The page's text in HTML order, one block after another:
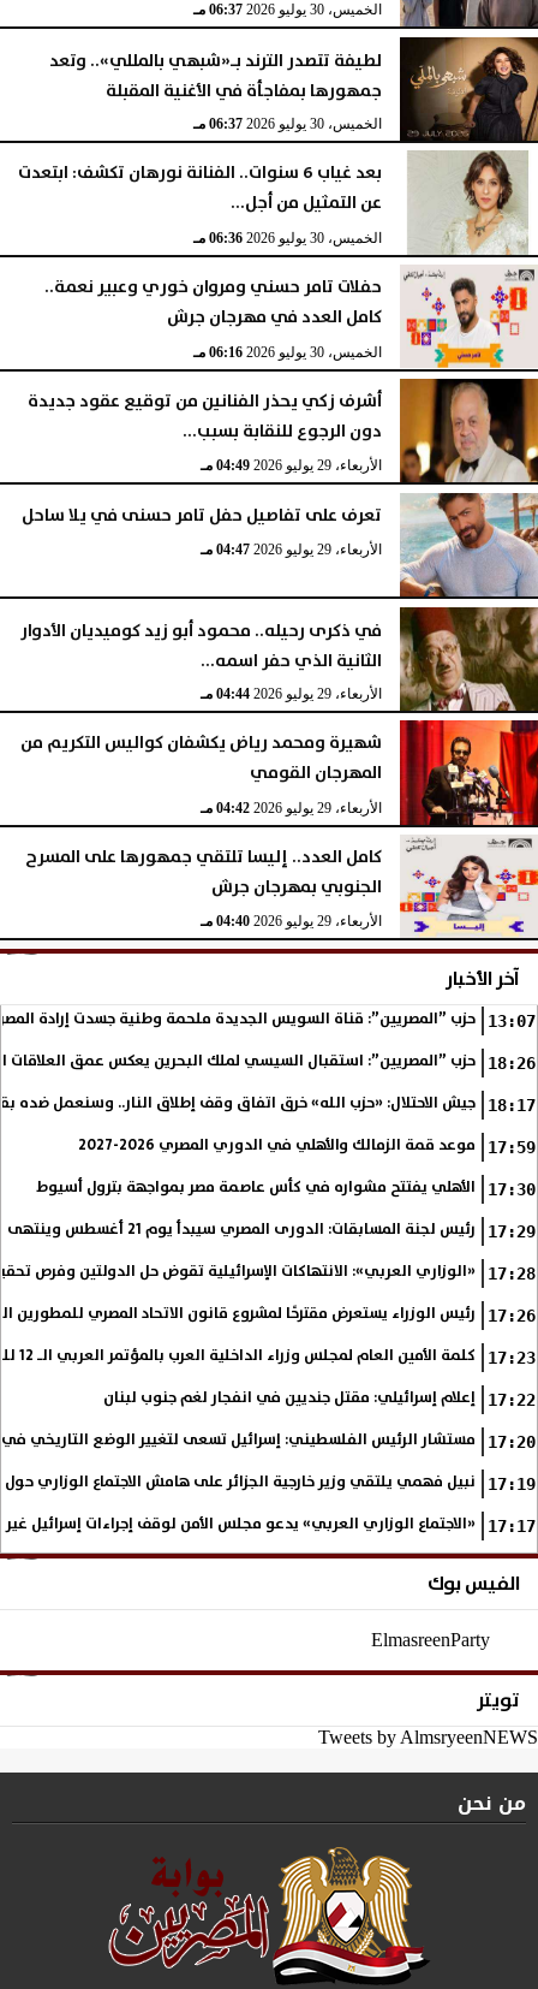
الخميس، 30 يوليو 2026 06:37 مـ
لطيفة تتصدر الترند بـ«شبهي بالمللي».. وتعد
جمهورها بمفاجأة في الأغنية المقبلة
الخميس، 30 يوليو 2026 06:37 مـ
بعد غياب 6 سنوات.. الفنانة نورهان تكشف: ابتعدت
عن التمثيل من أجل...
الخميس، 30 يوليو 2026 06:36 مـ
حفلات تامر حسني ومروان خوري وعبير نعمة..
كامل العدد في مهرجان جرش
الخميس، 30 يوليو 2026 06:16 مـ
أشرف زكي يحذر الفنانين من توقيع عقود جديدة
دون الرجوع للنقابة بسبب...
الأربعاء، 29 يوليو 2026 04:49 مـ
تعرف على تفاصيل حفل تامر حسنى في يلا ساحل
الأربعاء، 29 يوليو 2026 04:47 مـ
في ذكرى رحيله.. محمود أبو زيد كوميديان الأدوار
الثانية الذي حفر اسمه...
الأربعاء، 29 يوليو 2026 04:44 مـ
شهيرة ومحمد رياض يكشفان كواليس التكريم من
المهرجان القومي
الأربعاء، 29 يوليو 2026 04:42 مـ
كامل العدد.. إليسا تلتقي جمهورها على المسرح
الجنوبي بمهرجان جرش
الأربعاء، 29 يوليو 2026 04:40 مـ
آخر الأخبار
13:07 حزب ”المصريين”: قناة السويس الجديدة ملحمة وطنية جسدت إرادة
18:26 حزب ”المصريين”: استقبال السيسي لملك البحرين يعكس عمق العلاقات
18:17 جيش الاحتلال: «حزب الله» خرق اتفاق وقف إطلاق النار.. وسنعمل ضده
17:59 موعد قمة الزمالك والأهلي في الدوري المصري 2026-2027
17:30 الأهلي يفتتح مشواره في كأس عاصمة مصر بمواجهة بترول أسيوط
17:29 رئيس لجنة المسابقات: الدورى المصري سيبدأ يوم 21 أغسطس وينتهى فى مايو
17:28 «الوزاري العربي»: الانتهاكات الإسرائيلية تقوض حل الدولتين وفرص
17:26 رئيس الوزراء يستعرض مقترحًا لمشروع قانون الاتحاد المصري للمطورين
17:23 كلمة الأمين العام لمجلس وزراء الداخلية العرب بالمؤتمر العربي الـ 12 للمسؤولين عن الأمن السياحي
17:22 إعلام إسرائيلي: مقتل جنديين في انفجار لغم جنوب لبنان
17:20 مستشار الرئيس الفلسطيني: إسرائيل تسعى لتغيير الوضع التاريخي
17:19 نبيل فهمي يلتقي وزير خارجية الجزائر على هامش الاجتماع الوزاري
17:17 «الاجتماع الوزاري العربي» يدعو مجلس الأمن لوقف إجراءات إسرائيل
الفيس بوك
ElmasreenParty
تويتر
Tweets by AlmsryeenNEWS
من نحن